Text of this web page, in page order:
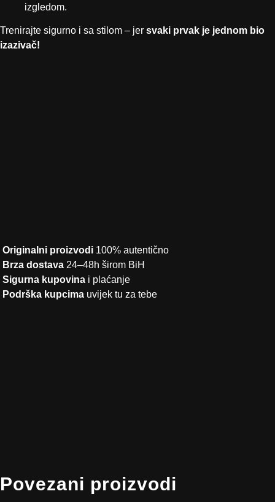
izgledom.
Trenirajte sigurno i sa stilom – jer svaki prvak je jednom bio
izazivač!
Originalni proizvodi 100% autentično
Brza dostava 24–48h širom BiH
Sigurna kupovina i plaćanje
Podrška kupcima uvijek tu za tebe
Povezani proizvodi